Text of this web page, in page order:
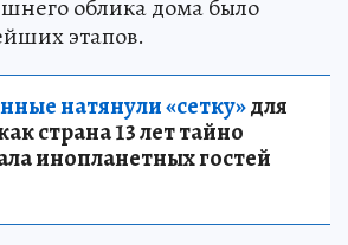
облика дома было
этапов.
натянули «сетку»для
страна 13 лет тайно
инопланетных гостей